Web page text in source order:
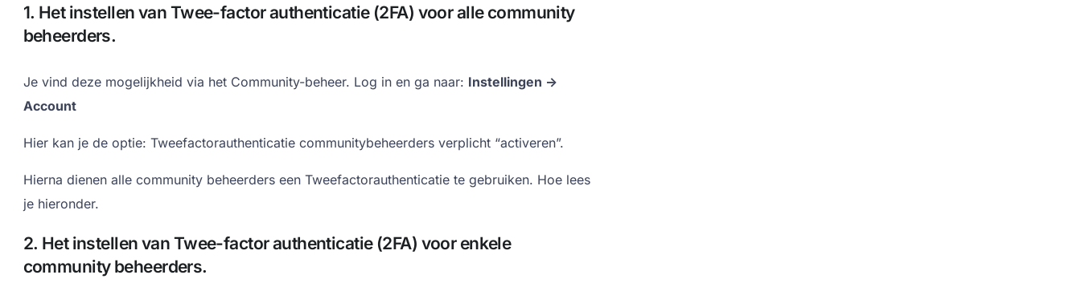
1. Het instellen van Twee-factor authenticatie (2FA) voor alle community
beheerders.
Je vind deze mogelijkheid via het Community-beheer. Log in en ga naar: Instellingen ->
Account
Hier kan je de optie: Tweefactorauthenticatie communitybeheerders verplicht “activeren”.
Hierna dienen alle community beheerders een Tweefactorauthenticatie te gebruiken. Hoe lees
je hieronder.
2. Het instellen van Twee-factor authenticatie (2FA) voor enkele
community beheerders.